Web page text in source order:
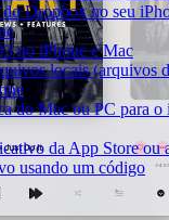
Dropbox no seu
no iPhone e Mac
locais (arquivos
do Mac ou PC para o
da App Store ou
usando um código